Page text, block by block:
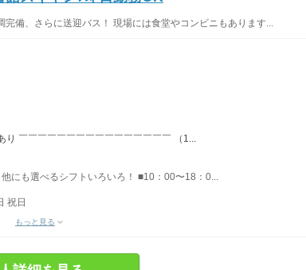
備、さらに送迎バス！ 現場には食堂やコンビニもあります...
￣￣￣￣￣￣￣￣￣￣￣￣￣￣￣￣ （1...
も選べるシフトいろいろ！ ■10：00〜18：0...
祝日
もっと見る